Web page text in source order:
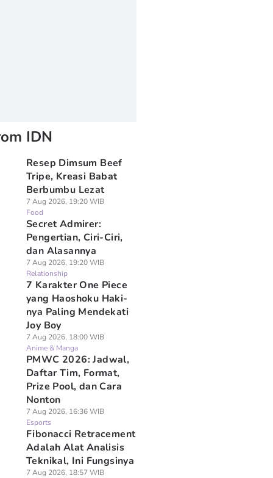
IDN
Resep Dimsum Beef
Tripe, Kreasi Babat
Berbumbu Lezat
7 Aug 2026, 19:20 WIB
Food
Secret Admirer:
Pengertian, Ciri-Ciri,
dan Alasannya
7 Aug 2026, 19:20 WIB
Relationship
7 Karakter One Piece
yang Haoshoku Haki-
nya Paling Mendekati
Joy Boy
7 Aug 2026, 18:00 WIB
Anime & Manga
PMWC 2026: Jadwal,
Daftar Tim, Format,
Prize Pool, dan Cara
Nonton
7 Aug 2026, 16:36 WIB
Esports
Fibonacci Retracement
Adalah Alat Analisis
Teknikal, Ini Fungsinya
7 Aug 2026, 18:57 WIB